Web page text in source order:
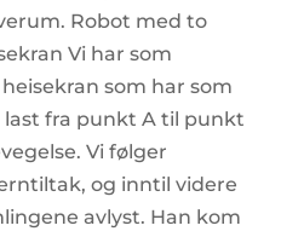
Robot med to
Vi har som
som har som
last fra punkt A til punkt
Vi følger
og inntil videre
avlyst. Han kom